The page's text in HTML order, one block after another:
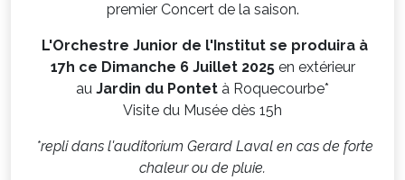
premier Concert de la saison.
L'Orchestre Junior de l'Institut se produira à
17h ce Dimanche 6 Juillet 2025en extérieur
au Jardin du Pontet à Roquecourbe*
Visite du Musée dès 15h
*repli dans l'auditorium Gerard Laval en cas de forte
chaleur ou de pluie.